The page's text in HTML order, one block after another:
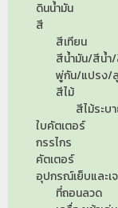
ดินน้ำมัน
สี
สีเทียน
สีน้ำมัน/สีน้ำ
พู่กัน/แปรง/
สีไม้
สีไม้ระบ
ใบคัตเตอร์
กรรไกร
คัตเตอร์
อุปกรณ์เย็บและเจ
ที่ถอนลวด